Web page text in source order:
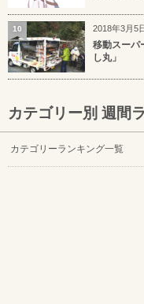
2018年3月5
移動スーパ
し丸」
10
カテゴリー別 週間
カテゴリーランキング一覧